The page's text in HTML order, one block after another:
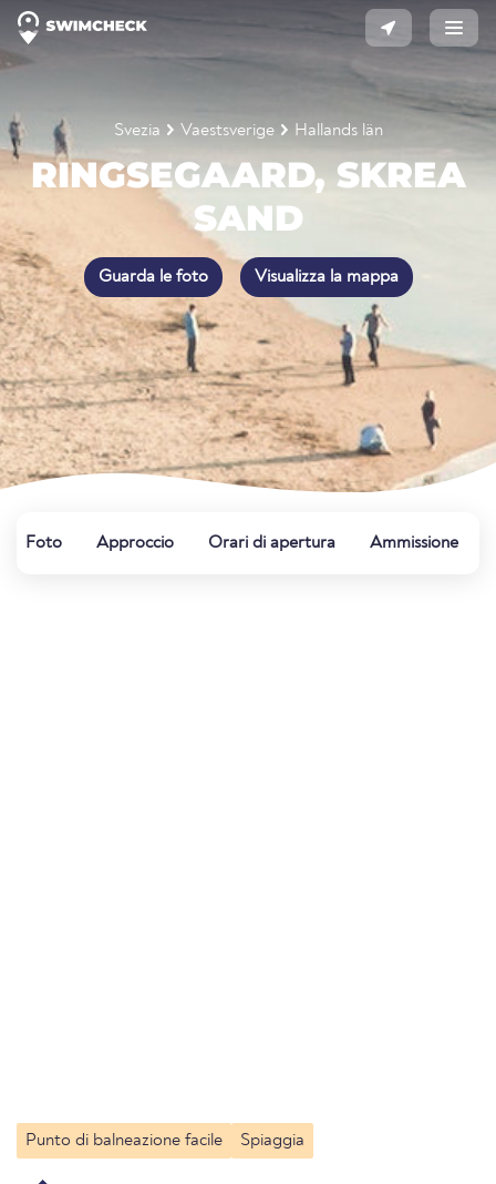
Svezia Vaestsverige Hallands län
RINGSEGAARD, SKREA
SAND
Guarda le foto Visualizza la mappa
Foto Approccio Orari di apertura Ammissione
Punto di balneazione facile Spiaggia